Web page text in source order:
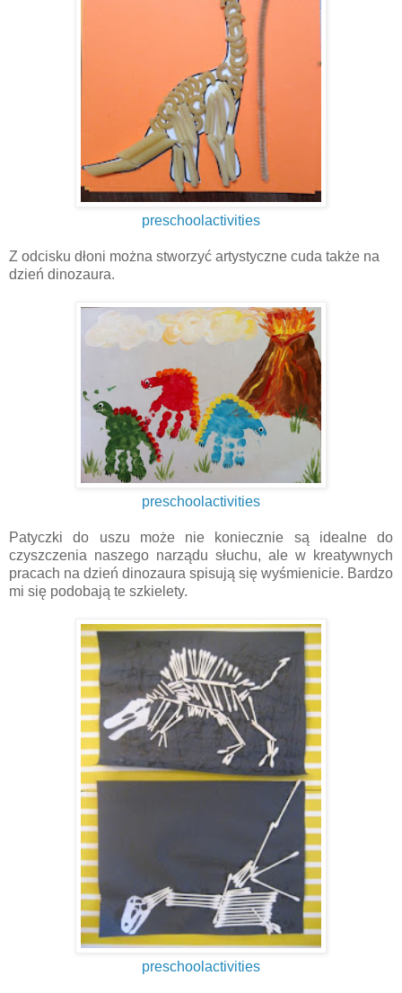
preschoolactivities
Z odcisku dłoni można stworzyć artystyczne cuda także na
dzień dinozaura.
preschoolactivities
Patyczki do uszu może nie koniecznie są idealne do
czyszczenia naszego narządu słuchu, ale w kreatywnych
pracach na dzień dinozaura spisują się wyśmienicie. Bardzo
mi się podobają te szkielety.
preschoolactivities